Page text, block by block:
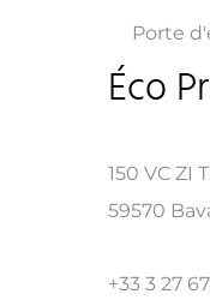
Porte
Éco
150 VC ZI
59570
+33 3 27